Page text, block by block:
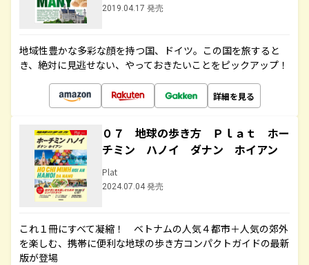
2019.04.17 発売
地域性豊かな多彩な顔を持つ国、ドイツ。この国を旅すると
き、絶対に見逃せない、やっておきたいことをピックアップ！
詳細を見る
０７ 地球の歩き方 Ｐｌａｔ ホー
チミン ハノイ ダナン ホイアン
Plat
2024.07.04 発売
これ１冊にすべて凝縮！ ベトナムの人気４都市＋人気の郊外
を楽しむ、携帯に便利な地球の歩き方コンパクトガイドの最新
版が登場